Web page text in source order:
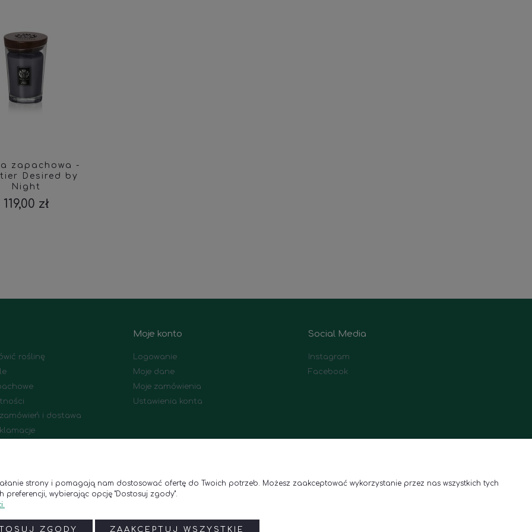
zapachowa -
Desired by
Night
119,00 zł
roślinę
i dostawa
Moje konto
Logowanie
Moje dane
Moje zamówienia
Ustawienia konta
Social Media
Instagram
Facebook
- piątek: 8:00–18:00 Telefon: (+48) 788 835 250
strony i pomagają nam dostosować ofertę do Twoich potrzeb. Możesz zaakceptować wykorzystanie przez nas wszystkich tych
wybierając opcję "Dostosuj zgody".
ZGODY ZAAKCEPTUJ WSZYSTKIE